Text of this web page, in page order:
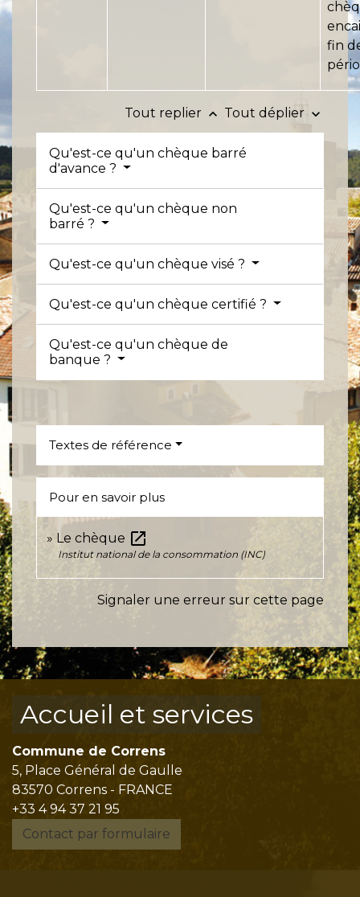
fin
Tout replier keyboard_arrow_up Tout déplier keyboard_arrow_down
Qu'est-ce qu'un chèque barré
d'avance ?
Qu'est-ce qu'un chèque non
barré ?
Qu'est-ce qu'un chèque visé ?
Qu'est-ce qu'un chèque certifié ?
Qu'est-ce qu'un chèque de
banque ?
Textes de référence
Pour en savoir plus
Le chèque open_in_new
Institut national de la consommation (INC)
Signaler une erreur sur cette page
Accueil et services
Commune de Correns
5, Place Général de Gaulle
83570 Correns - FRANCE
+33 4 94 37 21 95
Contact par formulaire